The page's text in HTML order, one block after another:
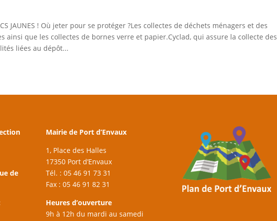
JAUNES ! Où jeter pour se protéger ?Les collectes de déchets ménagers et des
ainsi que les collectes de bornes verre et papier.Cyclad, qui assure la collecte des
liées au dépôt...
de
Mairie de Port d’Envaux
1, Place des Halles
17350 Port d’Envaux
Tél. : 05 46 91 73 31
Fax : 05 46 91 82 31
Heures d’ouverture
9h à 12h du mardi au samedi